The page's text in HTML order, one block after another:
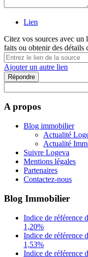
Lien
Citez vos sources avec
faits ou obtenir des détails
Ajouter un autre lien
Répondre
A propos
Blog immobilier
Actualité
Actualité
Suivre Logeva
Mentions légales
Partenaires
Contactez-nous
Blog Immobilier
Indice de référence
1,20%
Indice de référence
1,53%
Indice de référence